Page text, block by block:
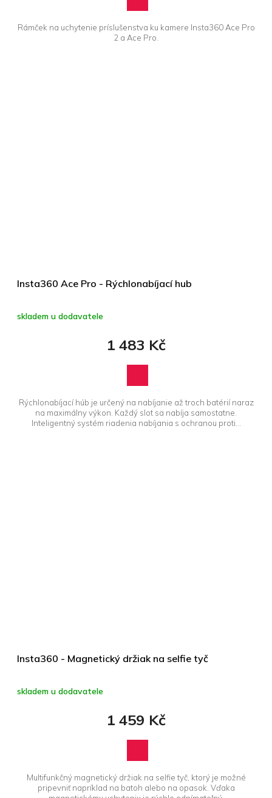
Rámček na uchytenie príslušenstva ku kamere Insta360 Ace Pro
2 a Ace Pro.
Insta360 Ace Pro - Rýchlonabíjací hub
skladem u dodavatele
1 483 Kč
Rýchlonabíjací húb je určený na nabíjanie až troch batérií naraz
na maximálny výkon. Každý slot sa nabíja samostatne.
Inteligentný systém riadenia nabíjania s ochranou proti...
Insta360 - Magnetický držiak na selfie tyč
skladem u dodavatele
1 459 Kč
Multifunkčný magnetický držiak na selfie tyč, ktorý je možné
pripevniť napríklad na batoh alebo na opasok. Vďaka